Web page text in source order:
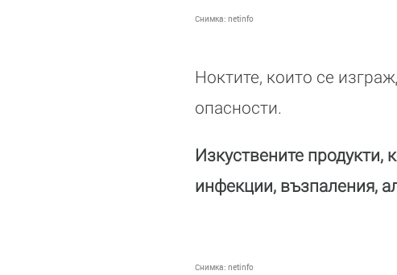
Снимка: netinfo
Ноктите, които се
опасности.
Изкуствените продукти,
инфекции, възпаления,
Снимка: netinfo